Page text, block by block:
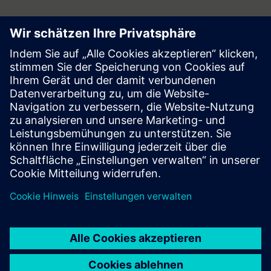
Follow
Press | Company | Siemens
© Siemens 1996 – 2026
Corporate Information
Privacy Notice
Cookie Notice
Digital ID